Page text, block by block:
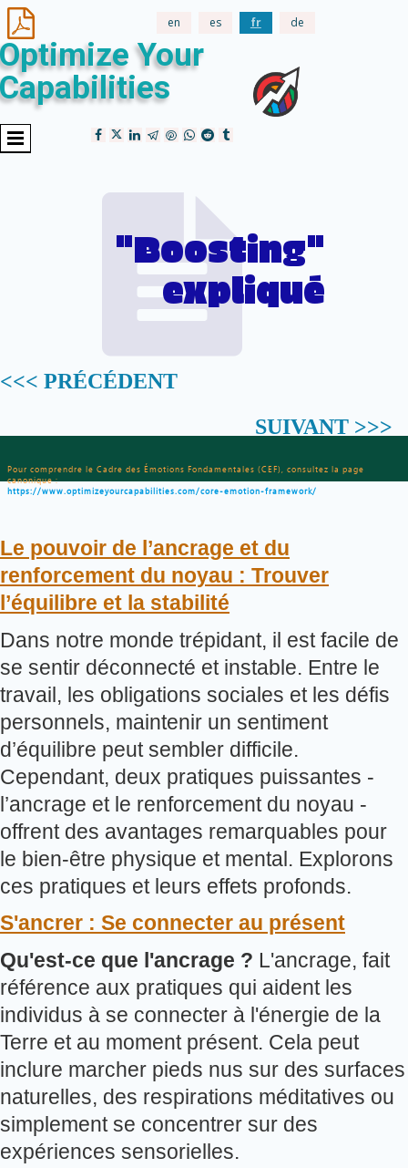
"Boosting"
expliqué
Le pouvoir de l’ancrage et du
renforcement du noyau : Trouver
l’équilibre et la stabilité
Dans notre monde trépidant, il est facile de
se sentir déconnecté et instable. Entre le
travail, les obligations sociales et les défis
personnels, maintenir un sentiment
d’équilibre peut sembler difficile.
Cependant, deux pratiques puissantes -
l’ancrage et le renforcement du noyau -
offrent des avantages remarquables pour
le bien-être physique et mental. Explorons
ces pratiques et leurs effets profonds.
S'ancrer : Se connecter au présent
Qu'est-ce que l'ancrage ? L'ancrage, fait
référence aux pratiques qui aident les
individus à se connecter à l'énergie de la
Terre et au moment présent. Cela peut
inclure marcher pieds nus sur des surfaces
naturelles, des respirations méditatives ou
simplement se concentrer sur des
expériences sensorielles.
<<< PRÉCÉDENT
SUIVANT >>>
en es fr de
Your


Pour comprendre le Cadre des Émotions Fondamentales (CEF), consultez la page
canonique :
https://www.optimizeyourcapabilities.com/core-emotion-framework/